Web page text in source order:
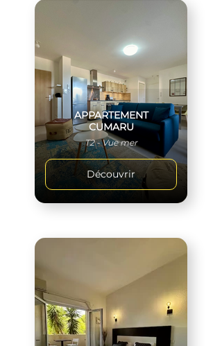
APPARTEMENT
CUMARU
T2 - Vue mer
Découvrir